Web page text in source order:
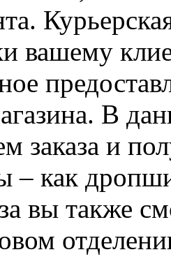
вашему
В
заказа и
– как
вы также